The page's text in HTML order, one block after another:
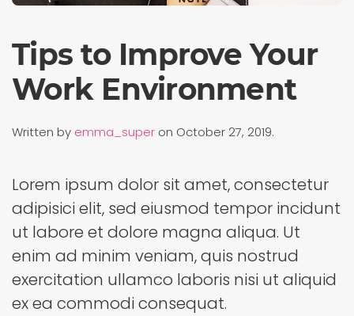
Tips to Improve Your
Work Environment
Written by emma_super on October 27, 2019.
Lorem ipsum dolor sit amet, consectetur
adipisici elit, sed eiusmod tempor incidunt
ut labore et dolore magna aliqua. Ut
enim ad minim veniam, quis nostrud
exercitation ullamco laboris nisi ut aliquid
ex ea commodi consequat.